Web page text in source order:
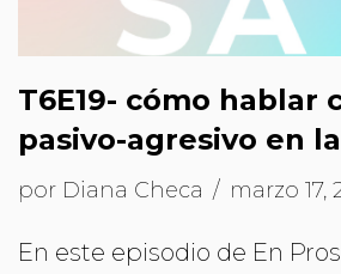
T6E19- cómo hablar
pasivo-agresivo en
por Diana Checa marzo 17,
En este episodio de En